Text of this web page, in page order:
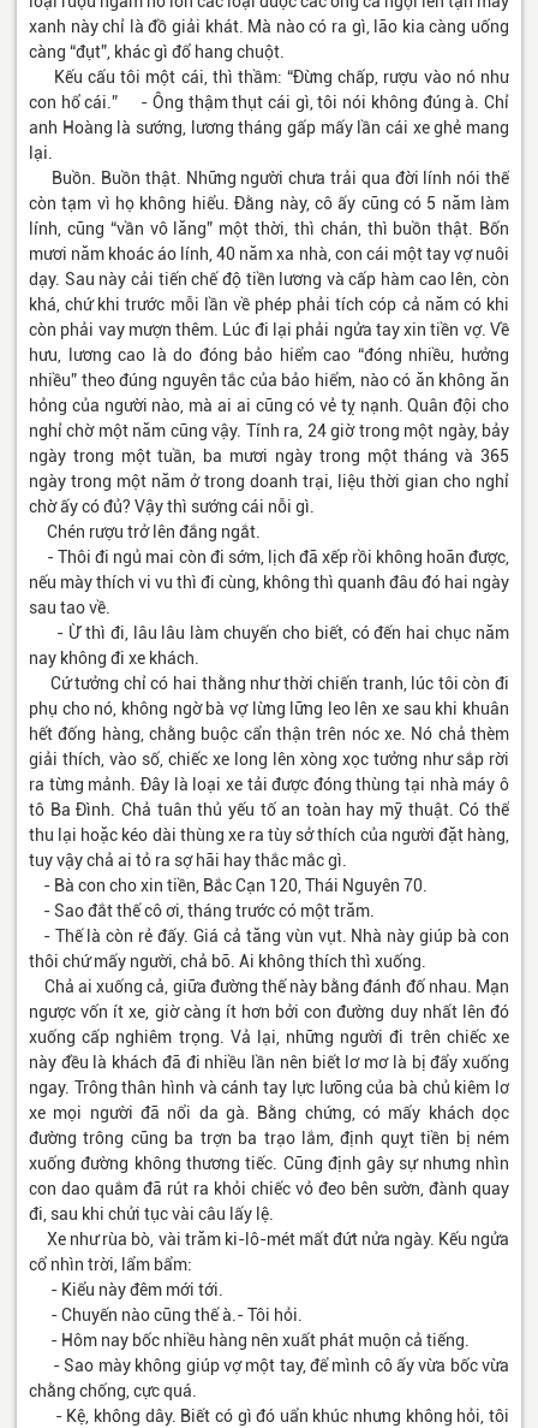
xanh này chỉ là đồ giải khát. Mà nào có ra gì, lão kia càng uống
càng “đụt”, khác gì đổ hang chuột.
Kếu cấu tôi một cái, thì thầm: “Đừng chấp, rượu vào nó như
con hổ cái.” - Ông thậm thụt cái gì, tôi nói không đúng à. Chỉ
anh Hoàng là sướng, lương tháng gấp mấy lần cái xe ghẻ mang
lại.
Buồn. Buồn thật. Những người chưa trải qua đời lính nói thế
còn tạm vì họ không hiểu. Đằng này, cô ấy cũng có 5 năm làm
lính, cũng “vần vô lăng” một thời, thì chán, thì buồn thật. Bốn
mươi năm khoác áo lính, 40 năm xa nhà, con cái một tay vợ nuôi
dạy. Sau này cải tiến chế độ tiền lương và cấp hàm cao lên, còn
khá, chứ khi trước mỗi lần về phép phải tích cóp cả năm có khi
còn phải vay mượn thêm. Lúc đi lại phải ngửa tay xin tiền vợ. Về
hưu, lương cao là do đóng bảo hiểm cao “đóng nhiều, hưởng
nhiều” theo đúng nguyên tắc của bảo hiểm, nào có ăn không ăn
hỏng của người nào, mà ai ai cũng có vẻ tỵ nạnh. Quân đội cho
nghỉ chờ một năm cũng vậy. Tính ra, 24 giờ trong một ngày, bảy
ngày trong một tuần, ba mươi ngày trong một tháng và 365
ngày trong một năm ở trong doanh trại, liệu thời gian cho nghỉ
chờ ấy có đủ? Vậy thì sướng cái nỗi gì.
Chén rượu trở lên đắng ngắt.
- Thôi đi ngủ mai còn đi sớm, lịch đã xếp rồi không hoãn được,
nếu mày thích vi vu thì đi cùng, không thì quanh đâu đó hai ngày
sau tao về.
- Ừ thì đi, lâu lâu làm chuyến cho biết, có đến hai chục năm
nay không đi xe khách.
Cứ tưởng chỉ có hai thằng như thời chiến tranh, lúc tôi còn đi
phụ cho nó, không ngờ bà vợ lừng lững leo lên xe sau khi khuân
hết đống hàng, chằng buộc cẩn thận trên nóc xe. Nó chả thèm
giải thích, vào số, chiếc xe long lên xòng xọc tưởng như sắp rời
ra từng mảnh. Đây là loại xe tải được đóng thùng tại nhà máy ô
tô Ba Đình. Chả tuân thủ yếu tố an toàn hay mỹ thuật. Có thể
thu lại hoặc kéo dài thùng xe ra tùy sở thích của người đặt hàng,
tuy vậy chả ai tỏ ra sợ hãi hay thắc mắc gì.
- Bà con cho xin tiền, Bắc Cạn 120, Thái Nguyên 70.
- Sao đắt thế cô ơi, tháng trước có một trăm.
- Thế là còn rẻ đấy. Giá cả tăng vùn vụt. Nhà này giúp bà con
thôi chứ mấy người, chả bõ. Ai không thích thì xuống.
Chả ai xuống cả, giữa đường thế này bằng đánh đố nhau. Mạn
ngược vốn ít xe, giờ càng ít hơn bởi con đường duy nhất lên đó
xuống cấp nghiêm trọng. Vả lại, những người đi trên chiếc xe
này đều là khách đã đi nhiều lần nên biết lơ mơ là bị đẩy xuống
ngay. Trông thân hình và cánh tay lực lưỡng của bà chủ kiêm lơ
xe mọi người đã nổi da gà. Bằng chứng, có mấy khách dọc
đường trông cũng ba trợn ba trạo lắm, định quỵt tiền bị ném
xuống đường không thương tiếc. Cũng định gây sự nhưng nhìn
con dao quắm đã rút ra khỏi chiếc vỏ đeo bên sườn, đành quay
đi, sau khi chửi tục vài câu lấy lệ.
Xe như rùa bò, vài trăm ki-lô-mét mất đứt nửa ngày. Kếu ngửa
cổ nhìn trời, lẩm bẩm:
- Kiểu này đêm mới tới.
- Chuyến nào cũng thế à.- Tôi hỏi.
- Hôm nay bốc nhiều hàng nên xuất phát muộn cả tiếng.
- Sao mày không giúp vợ một tay, để mình cô ấy vừa bốc vừa
chằng chống, cực quá.
- Kệ, không dây. Biết có gì đó uẩn khúc nhưng không hỏi, tôi